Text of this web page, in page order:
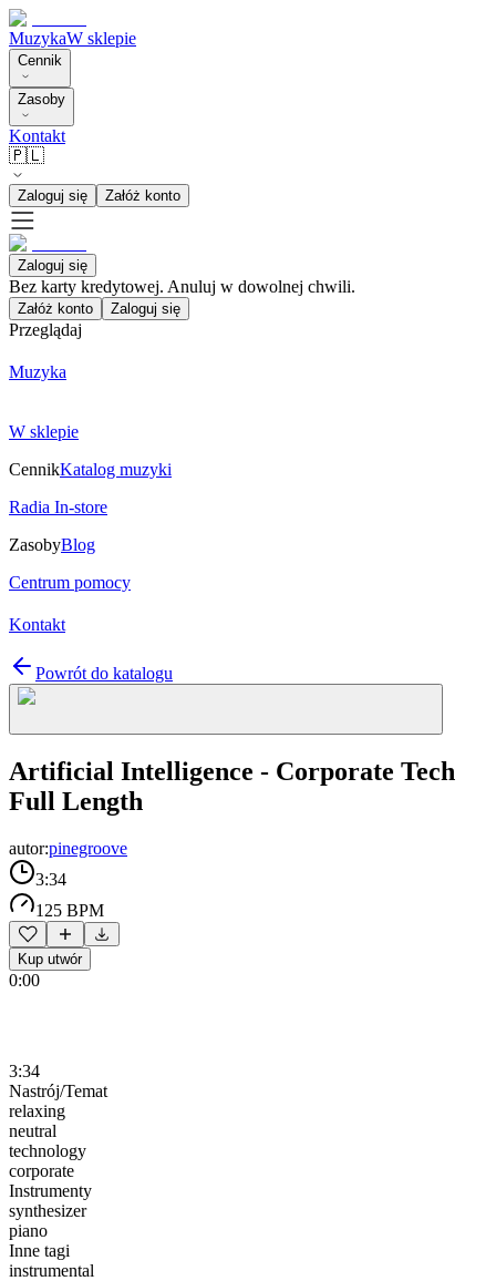
MuzykaW sklepie
Cennik
Zasoby
Kontakt
🇵🇱
Zaloguj się Załóż konto
Zaloguj się
Bez karty kredytowej. Anuluj w dowolnej chwili.
Załóż konto Zaloguj się
Przeglądaj
Muzyka
W sklepie
CennikKatalog muzyki
Radia In-store
ZasobyBlog
Centrum pomocy
Kontakt
Powrót do katalogu
Artificial Intelligence - Corporate Tech
Full Length
autor:pinegroove
3:34
125 BPM
Kup utwór
0:00
3:34
Nastrój/Temat
relaxing
neutral
technology
corporate
Instrumenty
synthesizer
piano
Inne tagi
instrumental